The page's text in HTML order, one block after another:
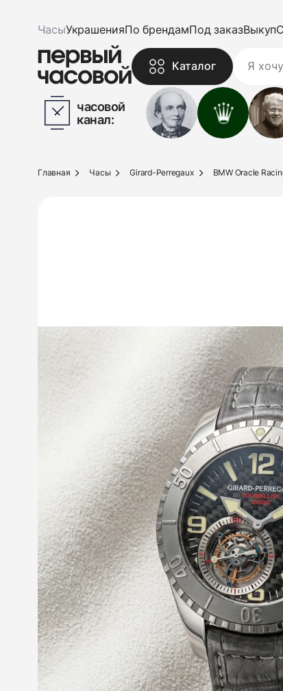
ЧасыУкрашенияПо брендамПод заказВыкуп
Каталог
часовой
канал:
Главная Часы Girard-Perregaux BMW Oracle